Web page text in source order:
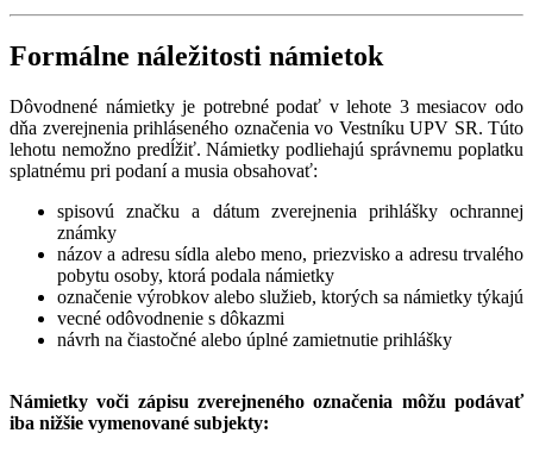
Formálne náležitosti námietok
Dôvodnené námietky je potrebné podať v lehote 3 mesiacov odo
dňa zverejnenia prihláseného označenia vo Vestníku UPV SR. Túto
lehotu nemožno predĺžiť. Námietky podliehajú správnemu poplatku
splatnému pri podaní a musia obsahovať:
spisovú značku a dátum zverejnenia prihlášky ochrannej
známky
názov a adresu sídla alebo meno, priezvisko a adresu trvalého
pobytu osoby, ktorá podala námietky
označenie výrobkov alebo služieb, ktorých sa námietky týkajú
vecné odôvodnenie s dôkazmi
návrh na čiastočné alebo úplné zamietnutie prihlášky
Námietky voči zápisu zverejneného označenia môžu podávať
iba nižšie vymenované subjekty: